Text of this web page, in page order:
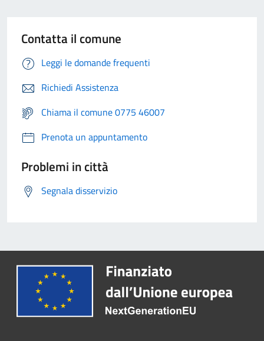
Contatta il comune
Leggi le domande frequenti
Richiedi Assistenza
Chiama il comune 0775 46007
Prenota un appuntamento
Problemi in città
Segnala disservizio